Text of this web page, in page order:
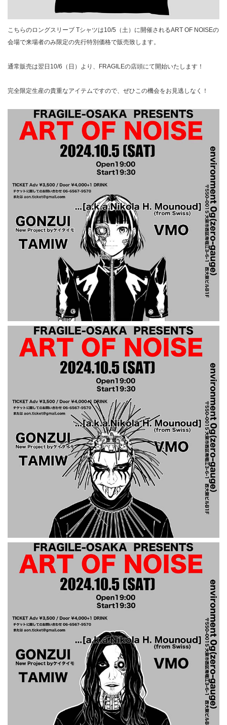
こちらのロングスリーブ Tシャツは10/5（土）に開催されるART OF NOISEの
会場で来場者のみ限定の先行特別価格で販売致します。
通常販売は翌日10/6（日）より、FRAGILEの店頭にて開始いたします！
完全限定生産の貴重なアイテムですので、ぜひこの機会をお見逃しなく！